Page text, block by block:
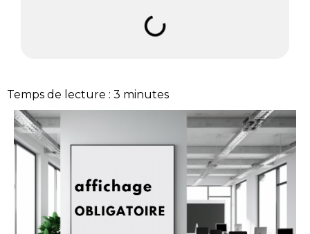
Temps de lecture : 3 minutes